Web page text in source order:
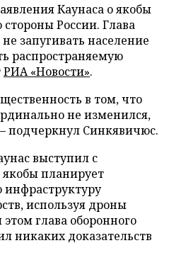
Каунаса о якобы
России. Глава
запугивать население
распространяемую
РИА «Новости».
в том, что
не изменился,
подчеркнул Синкявичюс.
выступил с
якобы планирует
инфраструктуру
используя дроны
глава оборонного
никаких доказательств